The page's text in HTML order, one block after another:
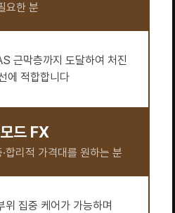
요한 분
근막층까지 도달하여 처진
에 적합합니다
드 FX
합리적 가격대를 원하는 분
위 집중 케어가 가능하며